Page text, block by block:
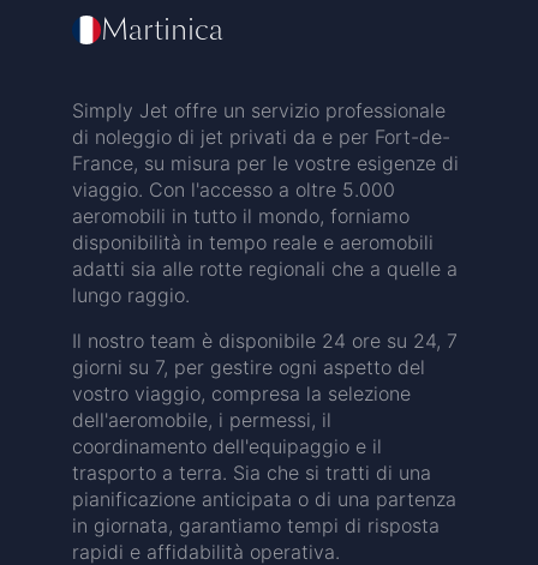
Martinica
Simply Jet offre un servizio professionale
di noleggio di jet privati da e per Fort-de-
France, su misura per le vostre esigenze di
viaggio. Con l'accesso a oltre 5.000
aeromobili in tutto il mondo, forniamo
disponibilità in tempo reale e aeromobili
adatti sia alle rotte regionali che a quelle a
lungo raggio.
Il nostro team è disponibile 24 ore su 24, 7
giorni su 7, per gestire ogni aspetto del
vostro viaggio, compresa la selezione
dell'aeromobile, i permessi, il
coordinamento dell'equipaggio e il
trasporto a terra. Sia che si tratti di una
pianificazione anticipata o di una partenza
in giornata, garantiamo tempi di risposta
rapidi e affidabilità operativa.